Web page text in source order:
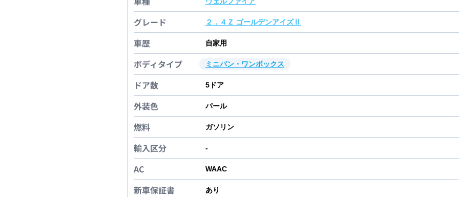
グレード ２．４Ｚ ゴールデンアイズⅡ
車歴 自家用
ボディタイプ ミニバン・ワンボックス
ドア数 5 ドア
外装色 パール
燃料 ガソリン
輸入区分 -
AC WAAC
新車保証書 あり